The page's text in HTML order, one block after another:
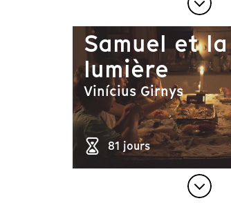
Samuel et la
lumière
Vinícius Girnys
81 jours